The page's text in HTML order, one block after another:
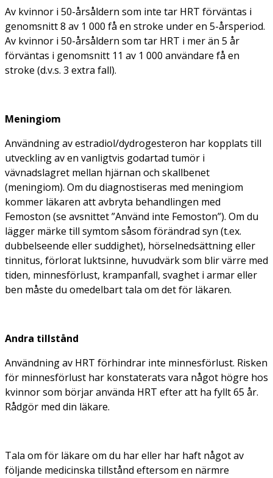
Av kvinnor i 50-årsåldern som inte tar HRT förväntas i
genomsnitt 8 av 1 000 få en stroke under en 5-årsperiod.
Av kvinnor i 50-årsåldern som tar HRT i mer än 5 år
förväntas i genomsnitt 11 av 1 000 användare få en
stroke (d.v.s. 3 extra fall).
Meningiom
Användning av estradiol/dydrogesteron har kopplats till
utveckling av en vanligtvis godartad tumör i
vävnadslagret mellan hjärnan och skallbenet
(meningiom). Om du diagnostiseras med meningiom
kommer läkaren att avbryta behandlingen med
Femoston (se avsnittet ”Använd inte Femoston”). Om du
lägger märke till symtom såsom förändrad syn (t.ex.
dubbelseende eller suddighet), hörselnedsättning eller
tinnitus, förlorat luktsinne, huvudvärk som blir värre med
tiden, minnesförlust, krampanfall, svaghet i armar eller
ben måste du omedelbart tala om det för läkaren.
Andra tillstånd
Användning av HRT förhindrar inte minnesförlust. Risken
för minnesförlust har konstaterats vara något högre hos
kvinnor som börjar använda HRT efter att ha fyllt 65 år.
Rådgör med din läkare.
Tala om för läkare om du har eller har haft något av
följande medicinska tillstånd eftersom en närmre